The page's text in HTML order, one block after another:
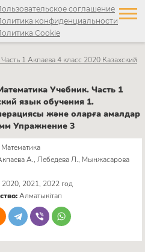
соглашение
конфиденциальности
Cookie
1 Акпаева 4 класс 2020 Казахский
Учебник. Часть 1
язык обучения 1.
және оларға амалдар
Упражнение 3
Математика
А., Лебедева Л., Мынжасарова
2020, 2021, 2022 год
Алматыкітап